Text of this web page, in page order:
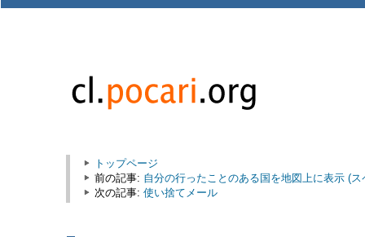
トップページ
前の記事: 自分の行ったことのある国を地図上に表示 (ス
次の記事: 使い捨てメール